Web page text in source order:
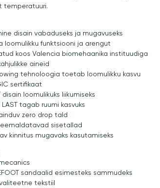
temperatuuri.
disain vabaduseks ja mugavuseks
loomulikku funktsiooni ja arengut
koos Valencia biomehaanika instituudiga
aineid
tehnoloogia toetab loomulikku kasvu
sertifikaat
disain loomulikuks liikumiseks
LAST tagab ruumi kasvuks
zero drop tald
eemaldatavad sisetallad
kinnitus mugavaks kasutamiseks
sandaalid esimesteks sammudeks
tekstiil